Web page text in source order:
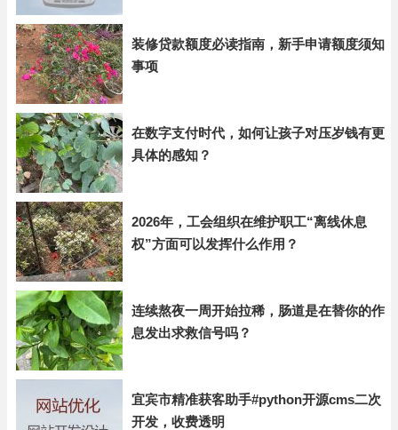
装修贷款额度必读指南，新手申请额度须知
事项
在数字支付时代，如何让孩子对压岁钱有更
具体的感知？
2026年，工会组织在维护职工“离线休息
权”方面可以发挥什么作用？
连续熬夜一周开始拉稀，肠道是在替你的作
息发出求救信号吗？
宜宾市精准获客助手#python开源cms二次
开发，收费透明